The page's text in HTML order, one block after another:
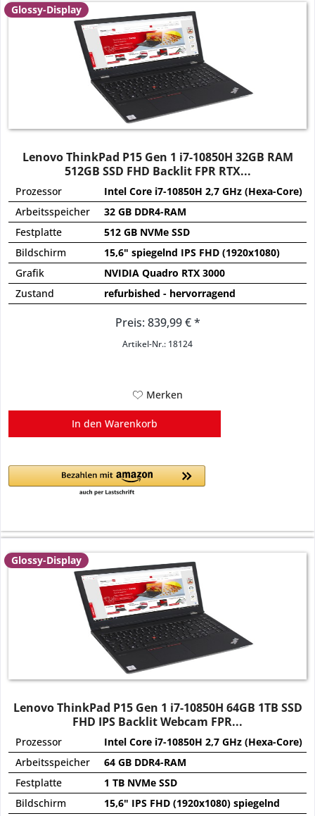
Glossy-Display
Lenovo ThinkPad P15 Gen 1 i7-10850H 32GB RAM
512GB SSD FHD Backlit FPR RTX...
Prozessor
Intel Core i7-10850H 2,7 GHz (Hexa-Core)
Arbeitsspeicher
32 GB DDR4-RAM
Festplatte
512 GB NVMe SSD
Bildschirm
15,6" spiegelnd IPS FHD (1920x1080)
Grafik
NVIDIA Quadro RTX 3000
Zustand
refurbished - hervorragend
Preis: 839,99 € *
Artikel-Nr.: 18124
Merken
In den Warenkorb
Glossy-Display
Lenovo ThinkPad P15 Gen 1 i7-10850H 64GB 1TB SSD
FHD IPS Backlit Webcam FPR...
Prozessor
Intel Core i7-10850H 2,7 GHz (Hexa-Core)
Arbeitsspeicher
64 GB DDR4-RAM
Festplatte
1 TB NVMe SSD
Bildschirm
15,6" IPS FHD (1920x1080) spiegelnd